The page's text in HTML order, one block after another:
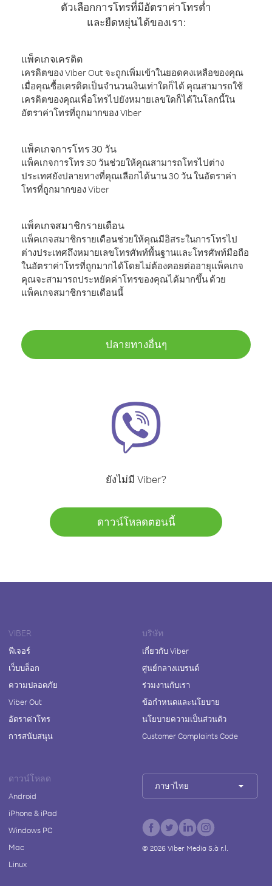
ตัวเลือกการโทรที่มีอัตราค่าโทรต่ำ
และยืดหยุ่นได้ของเรา:
แพ็คเกจเครดิต
เครดิตของ Viber Out จะถูกเพิ่มเข้าในยอดคงเหลือของคุณ
เมื่อคุณซื้อเครดิตเป็นจำนวนเงินเท่าใดก็ได้ คุณสามารถใช้
เครดิตของคุณเพื่อโทรไปยังหมายเลขใดก็ได้ในโลกนี้ใน
อัตราค่าโทรที่ถูกมากของ Viber
แพ็คเกจการโทร 30 วัน
แพ็คเกจการโทร 30 วันช่วยให้คุณสามารถโทรไปต่าง
ประเทศยังปลายทางที่คุณเลือกได้นาน 30 วัน ในอัตราค่า
โทรที่ถูกมากของ Viber
แพ็คเกจสมาชิกรายเดือน
แพ็คเกจสมาชิกรายเดือนช่วยให้คุณมีอิสระในการโทรไป
ต่างประเทศถึงหมายเลขโทรศัพท์พื้นฐานและโทรศัพท์มือถือ
ในอัตราค่าโทรที่ถูกมากได้โดยไม่ต้องคอยต่ออายุแพ็คเกจ
คุณจะสามารถประหยัดค่าโทรของคุณได้มากขึ้น ด้วย
แพ็คเกจสมาชิกรายเดือนนี้
ปลายทางอื่นๆ
ยังไม่มี Viber?
ดาวน์โหลดตอนนี้
VIBER
ฟีเจอร์
เว็บบล็อก
ความปลอดภัย
Viber Out
อัตราค่าโทร
การสนับสนุน
บริษัท
เกี่ยวกับ Viber
ศูนย์กลางแบรนด์
ร่วมงานกับเรา
ข้อกำหนดและนโยบาย
นโยบายความเป็นส่วนตัว
Customer Complaints Code
ดาวน์โหลด
Android
iPhone & iPad
Windows PC
Mac
Linux
ภาษาไทย
© 2026Viber Media S.à r.l.